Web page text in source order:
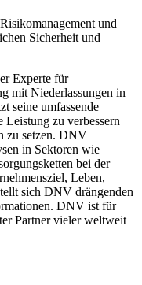
und
Sicherheit und
Experte für
mit Niederlassungen in
seine umfassende
zu verbessern
zu setzen. DNV
in Sektoren wie
bei der
Leben,
sich DNV drängenden
DNV ist für
Partner vieler weltweit